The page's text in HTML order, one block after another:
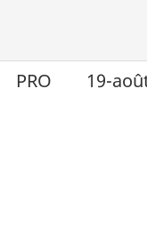
PRO 19-